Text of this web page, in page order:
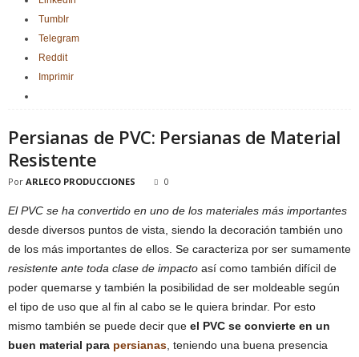
Tumblr
Telegram
Reddit
Imprimir
Persianas de PVC: Persianas de Material
Resistente
Por ARLECO PRODUCCIONES 0
El PVC se ha convertido en uno de los materiales más importantes
desde diversos puntos de vista, siendo la decoración también uno
de los más importantes de ellos. Se caracteriza por ser sumamente
resistente ante toda clase de impacto así como también difícil de
poder quemarse y también la posibilidad de ser moldeable según
el tipo de uso que al fin al cabo se le quiera brindar. Por esto
mismo también se puede decir que el PVC se convierte en un
buen material para persianas , teniendo una buena presencia